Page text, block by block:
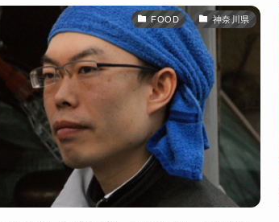
FOOD 神奈川県